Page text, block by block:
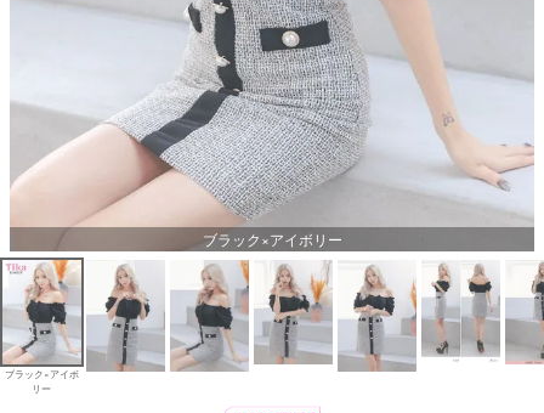
ブラック×アイボリー
ブラック×アイボ
リー